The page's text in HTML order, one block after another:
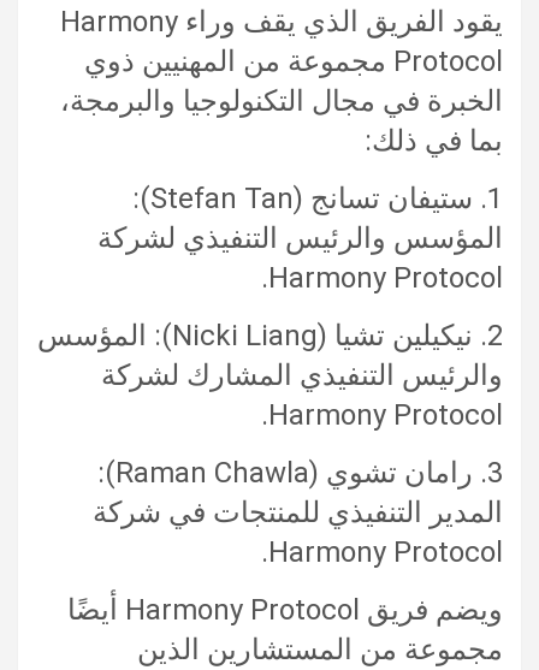
يقود الفريق الذي يقف وراء Harmony
Protocol مجموعة من المهنيين ذوي
الخبرة في مجال التكنولوجيا والبرمجة،
بما في ذلك:
1. ستيفان تسانج (Stefan Tan):
المؤسس والرئيس التنفيذي لشركة
Harmony Protocol.
2. نيكيلين تشيا (Nicki Liang): المؤسس
والرئيس التنفيذي المشارك لشركة
Harmony Protocol.
3. رامان تشوي (Raman Chawla):
المدير التنفيذي للمنتجات في شركة
Harmony Protocol.
ويضم فريق Harmony Protocol أيضًا
مجموعة من المستشارين الذين